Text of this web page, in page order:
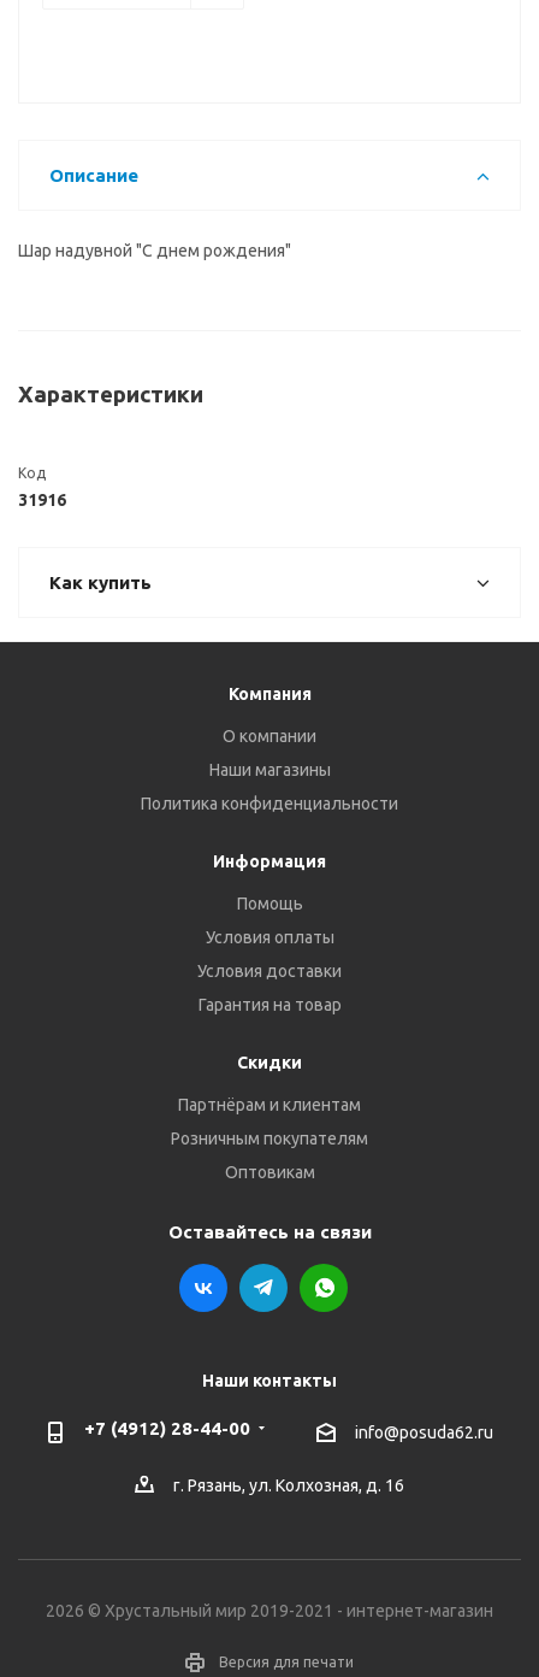
Описание
Шар надувной "С днем рождения"
Характеристики
Код
31916
Как купить
Компания
О компании
Наши магазины
Политика конфиденциальности
Информация
Помощь
Условия оплаты
Условия доставки
Гарантия на товар
Скидки
Партнёрам и клиентам
Розничным покупателям
Оптовикам
Оставайтесь на связи
Наши контакты
+7 (4912) 28-44-00 info@posuda62.ru
г. Рязань, ул. Колхозная, д. 16
2026 © Хрустальный мир 2019-2021 - интернет-магазин
Версия для печати